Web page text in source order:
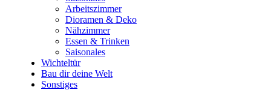
Arbeitszimmer
Dioramen & Deko
Nähzimmer
Essen & Trinken
Saisonales
Wichteltür
Bau dir deine Welt
Sonstiges